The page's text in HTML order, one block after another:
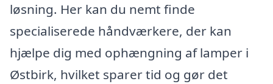
løsning. Her kan du nemt finde
specialiserede håndværkere, der kan
hjælpe dig med ophængning af lamper i
Østbirk, hvilket sparer tid og gør det